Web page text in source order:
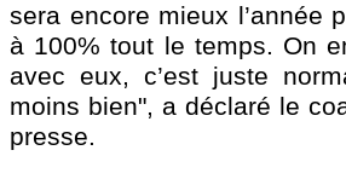
sera encore mieux l’année
à 100% tout le temps. On
avec eux, c’est juste
moins bien", a déclaré le
presse.